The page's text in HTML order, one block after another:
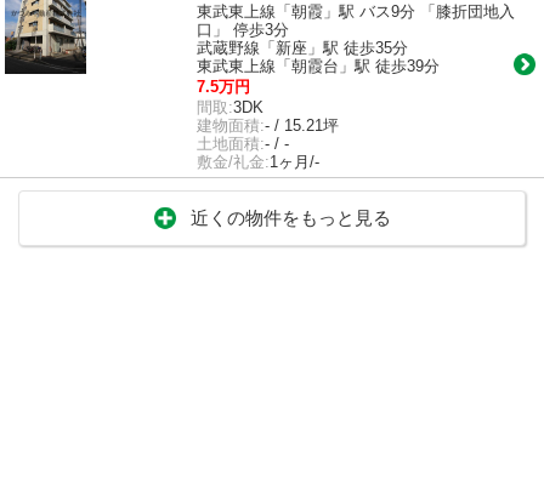
東武東上線「朝霞」駅 バス9分 「膝折団地入
口」 停歩3分
武蔵野線「新座」駅 徒歩35分
東武東上線「朝霞台」駅 徒歩39分
7.5万円
間取:3DK
建物面積:- / 15.21坪
土地面積:- / -
敷金/礼金:1ヶ月/-
近くの物件をもっと見る